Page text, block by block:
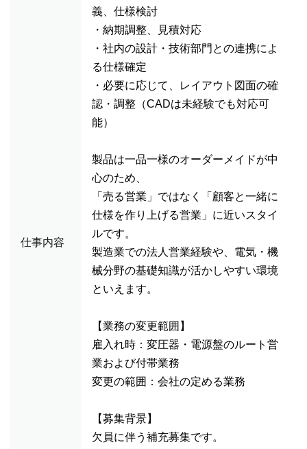
仕事内容
義、仕様検討
・納期調整、見積対応
・社内の設計・技術部門との連携によ
る仕様確定
・必要に応じて、レイアウト図面の確
認・調整（CADは未経験でも対応可
能）
製品は一品一様のオーダーメイドが中
心のため、
「売る営業」ではなく「顧客と一緒に
仕様を作り上げる営業」に近いスタイ
ルです。
製造業での法人営業経験や、電気・機
械分野の基礎知識が活かしやすい環境
といえます。
【業務の変更範囲】
雇入れ時：変圧器・電源盤のルート営
業および付帯業務
変更の範囲：会社の定める業務
【募集背景】
欠員に伴う補充募集です。